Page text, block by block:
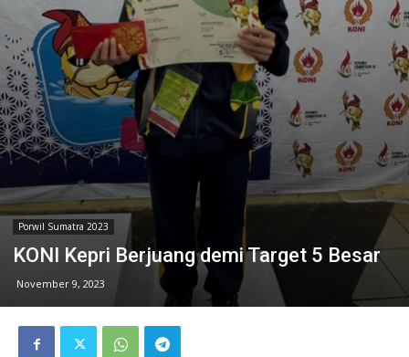
Porwil Sumatra 2023
KONI Kepri Berjuang demi Target 5 Besar
November 9, 2023